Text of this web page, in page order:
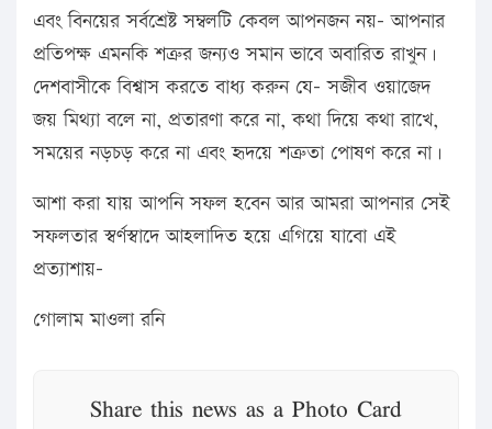
এবং বিনয়ের সর্বশ্রেষ্ট সম্বলটি কেবল আপনজন নয়- আপনার
প্রতিপক্ষ এমনকি শত্রুর জন্যও সমান ভাবে অবারিত রাখুন।
দেশবাসীকে বিশ্বাস করতে বাধ্য করুন যে- সজীব ওয়াজেদ
জয় মিথ্যা বলে না, প্রতারণা করে না, কথা দিয়ে কথা রাখে,
সময়ের নড়চড় করে না এবং হৃদয়ে শত্রুতা পোষণ করে না।
আশা করা যায় আপনি সফল হবেন আর আমরা আপনার সেই
সফলতার স্বর্ণস্বাদে আহলাদিত হয়ে এগিয়ে যাবো এই
প্রত্যাশায়-
গোলাম মাওলা রনি
Share this news as a Photo Card